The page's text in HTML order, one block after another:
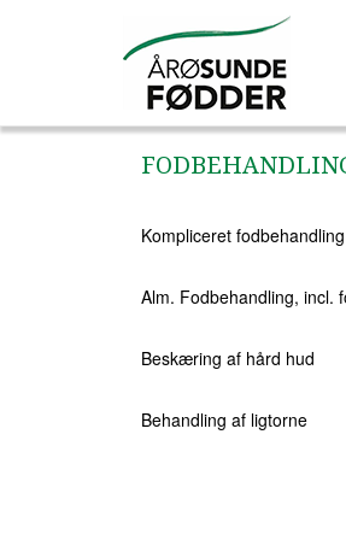
Kompliceret fodbehandling
Alm. Fodbehandling, incl.
Beskæring af hård hud
Behandling af ligtorne